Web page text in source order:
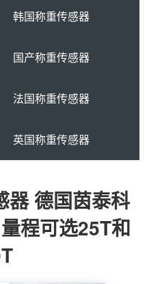
韩国称重传感器
国产称重传感器
法国称重传感器
英国称重传感器
器 德国茵泰科
程可选25T和